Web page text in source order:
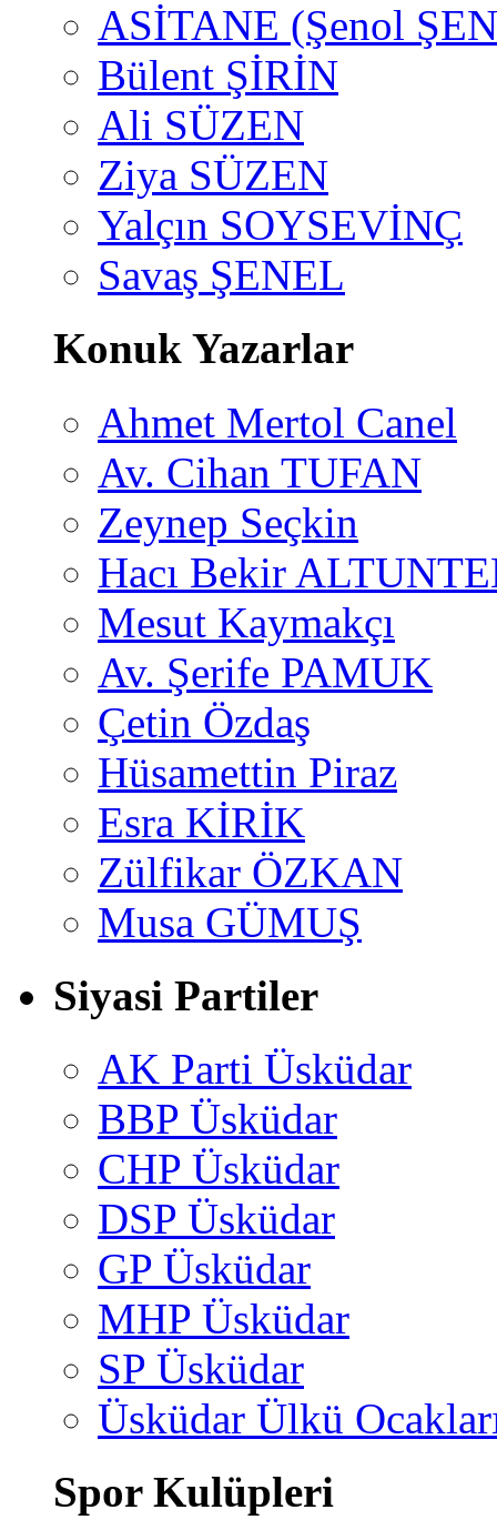
ASİTANE (Şenol
Bülent ŞİRİN
Ali SÜZEN
Ziya SÜZEN
Yalçın SOYSEVİNÇ
Savaş ŞENEL
Konuk Yazarlar
Ahmet Mertol Canel
Av. Cihan TUFAN
Zeynep Seçkin
Hacı Bekir
Mesut Kaymakçı
Av. Şerife PAMUK
Çetin Özdaş
Hüsamettin Piraz
Esra KİRİK
Zülfikar ÖZKAN
Musa GÜMUŞ
Siyasi Partiler
AK Parti Üsküdar
BBP Üsküdar
CHP Üsküdar
DSP Üsküdar
GP Üsküdar
MHP Üsküdar
SP Üsküdar
Üsküdar Ülkü
Spor Kulüpleri